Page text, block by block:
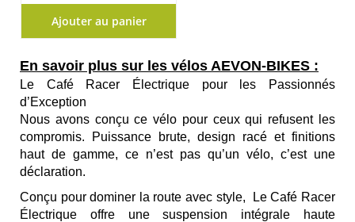
Ajouter au panier
En savoir plus sur les vélos AEVON-BIKES :
Le Café Racer Électrique pour les Passionnés
d’Exception
Nous avons conçu ce vélo pour ceux qui refusent les
compromis. Puissance brute, design racé et finitions
haut de gamme, ce n’est pas qu’un vélo, c’est une
déclaration.
Conçu pour dominer la route avec style,
Le Café Racer
Électrique offre une suspension intégrale haute